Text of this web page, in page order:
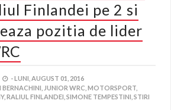
Finlandei pe 2 si
pozitia de lider
-LUNI, AUGUST 01, 2016
JUNIOR WRC, MOTORSPORT,
RALIUL FINLANDEI, SIMONE TEMPESTINI, STIRI